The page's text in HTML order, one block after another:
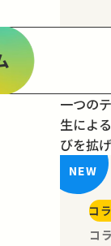
一つの
生によ
びを拡
コ
コ